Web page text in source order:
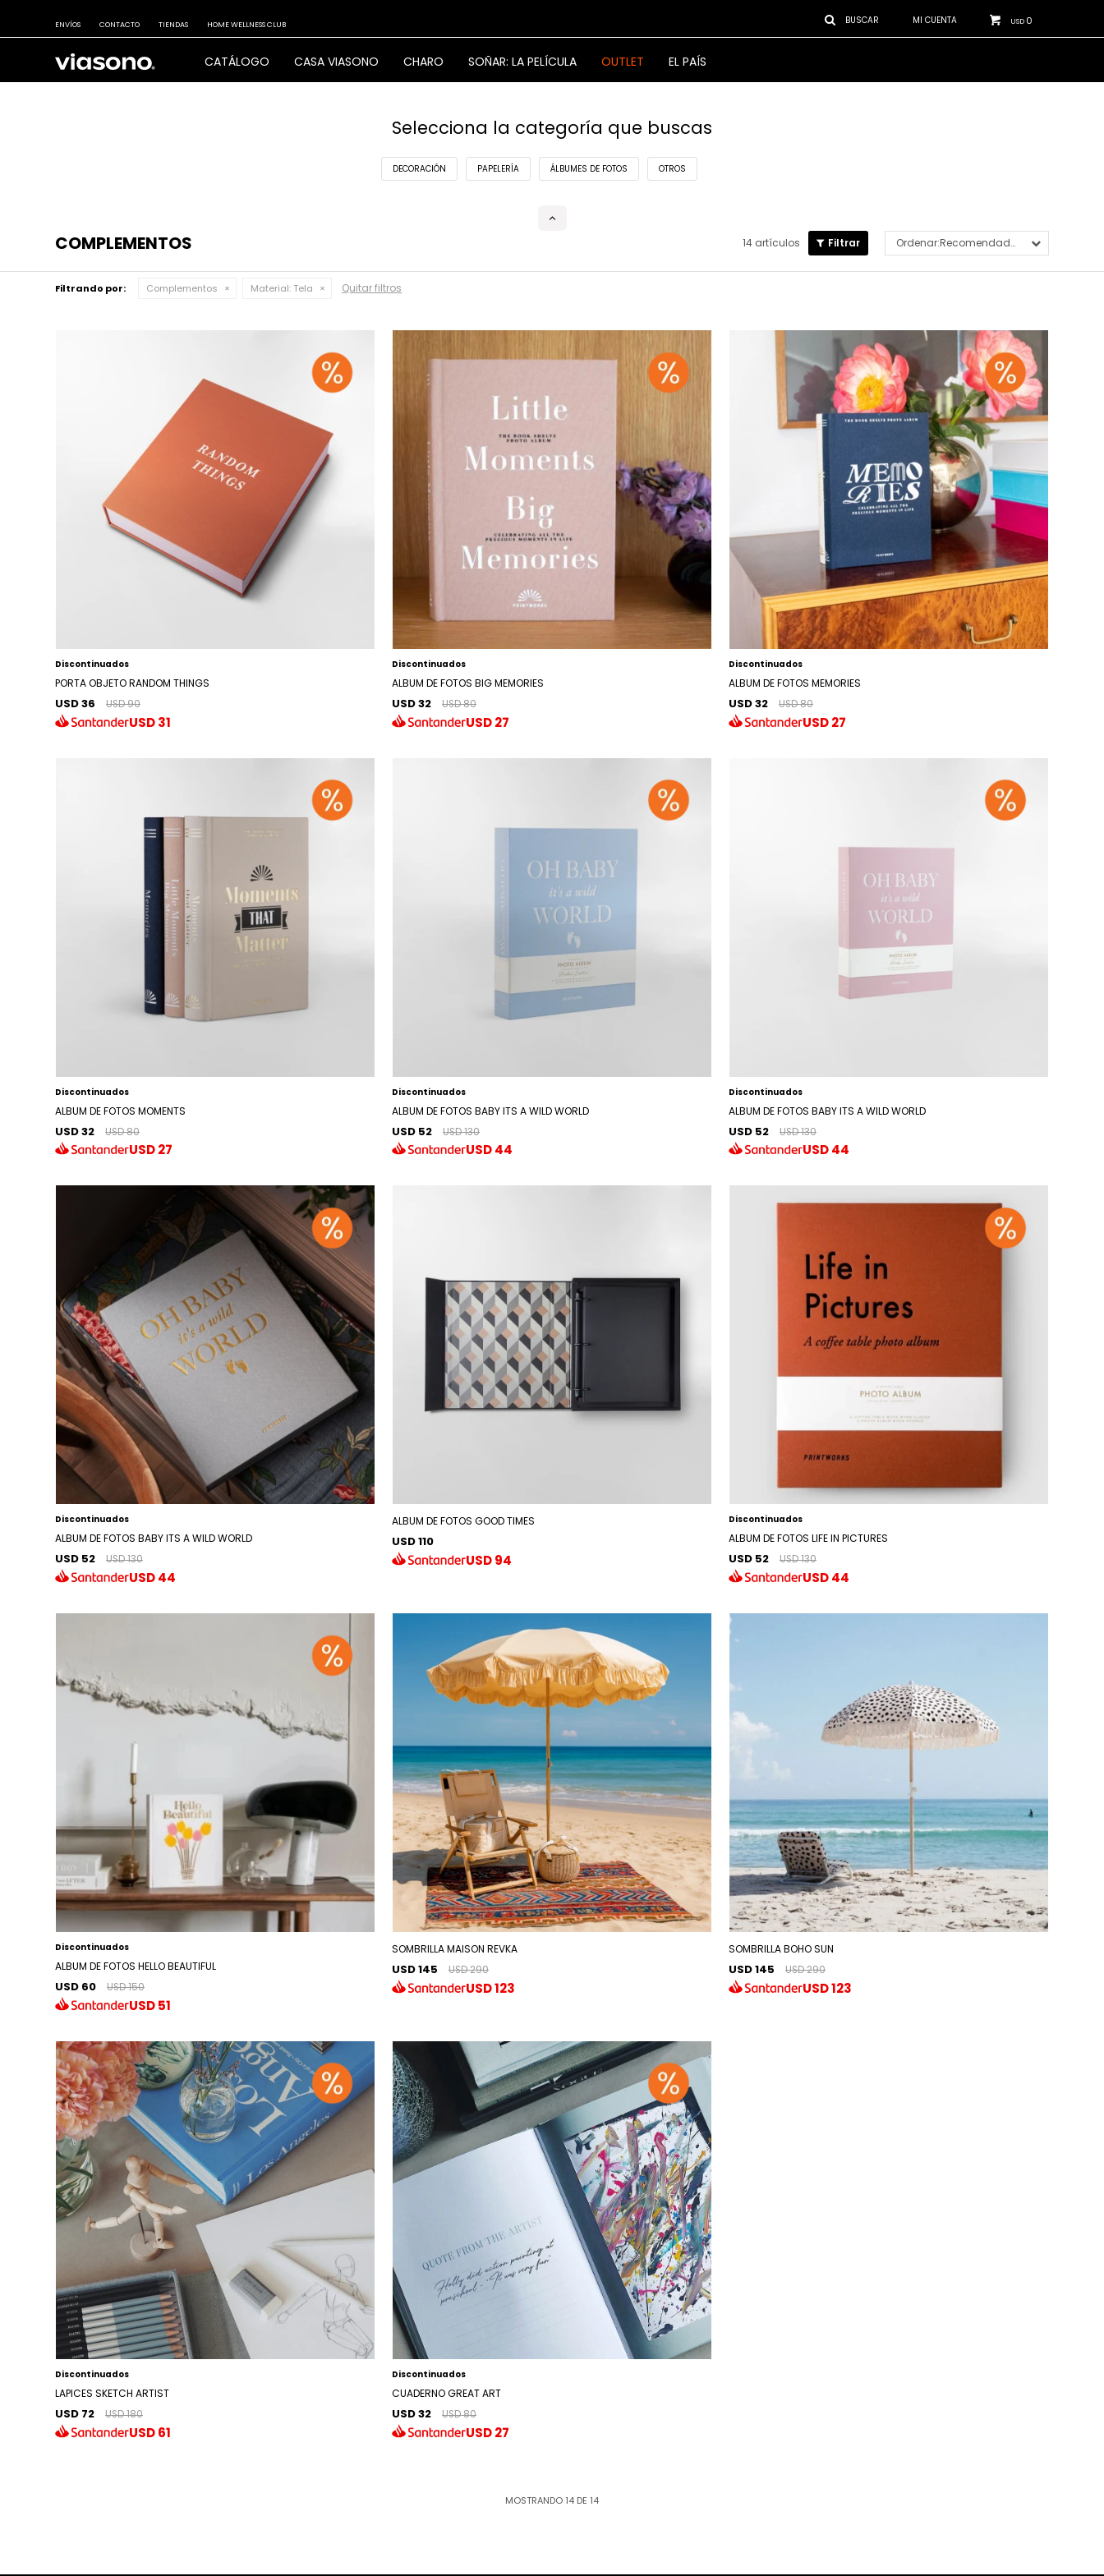
CATÁLOGO CASA VIASONO CHARO SOÑAR: LA PELÍCULA OUTLET EL PAÍS
USD 0
ENVÍOS CONTACTO TIENDAS HOME WELLNESS CLUB
Selecciona la categoría que buscas
DECORACIÓN PAPELERÍA ÁLBUMES DE FOTOS OTROS
COMPLEMENTOS 14 artículos Recomendados
Filtrando por: Complementos Material: Tela Quitar filtros
Discontinuados
PORTA OBJETO RANDOM THINGS
USD 36 USD 90
USD31
Discontinuados
ALBUM DE FOTOS BIG MEMORIES
USD 32 USD 80
USD27
Discontinuados
ALBUM DE FOTOS MEMORIES
USD 32 USD 80
USD27
Discontinuados
ALBUM DE FOTOS MOMENTS
USD 32 USD 80
USD27
Discontinuados
ALBUM DE FOTOS BABY ITS A WILD WORLD
USD 52 USD 130
USD44
Discontinuados
ALBUM DE FOTOS BABY ITS A WILD WORLD
USD 52 USD 130
USD44
Discontinuados
ALBUM DE FOTOS BABY ITS A WILD WORLD
USD 52 USD 130
USD44
ALBUM DE FOTOS GOOD TIMES
USD 110
USD94
Discontinuados
ALBUM DE FOTOS LIFE IN PICTURES
USD 52 USD 130
USD44
Discontinuados
ALBUM DE FOTOS HELLO BEAUTIFUL
USD 60 USD 150
USD51
SOMBRILLA MAISON REVKA
USD 145 USD 290
USD123
SOMBRILLA BOHO SUN
USD 145 USD 290
USD123
Discontinuados
LAPICES SKETCH ARTIST
USD 72 USD 180
USD61
Discontinuados
CUADERNO GREAT ART
USD 32 USD 80
USD27
MOSTRANDO 14 DE 14